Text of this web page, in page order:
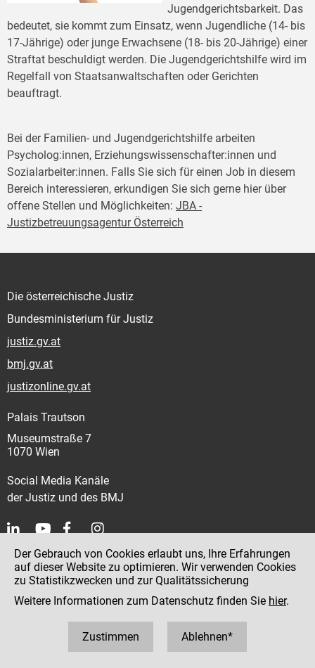
Jugendgerichtsbarkeit. Das
bedeutet, sie kommt zum Einsatz, wenn Jugendliche (14- bis
17-Jährige) oder junge Erwachsene (18- bis 20-Jährige) einer
Straftat beschuldigt werden. Die Jugendgerichtshilfe wird im
Regelfall von Staatsanwaltschaften oder Gerichten
beauftragt.
Bei der Familien- und Jugendgerichtshilfe arbeiten
Psycholog:innen, Erziehungswissenschafter:innen und
Sozialarbeiter:innen. Falls Sie sich für einen Job in diesem
Bereich interessieren, erkundigen Sie sich gerne hier über
offene Stellen und Möglichkeiten: JBA -
Justizbetreuungsagentur Österreich
Die österreichische Justiz
Bundesministerium für Justiz
justiz.gv.at
bmj.gv.at
justizonline.gv.at
Palais Trautson
Museumstraße 7
1070 Wien
Social Media Kanäle
der Justiz und des BMJ
Kontakt
Impressum
Datenschutz
Hinweisgeber:innenplattform (für Mitarbeiter:innen)
Der Gebrauch von Cookies erlaubt uns, Ihre Erfahrungen
auf dieser Website zu optimieren. Wir verwenden Cookies
zu Statistikzwecken und zur Qualitätssicherung
Weitere Informationen zum Datenschutz finden Sie hier.
Zustimmen Ablehnen*